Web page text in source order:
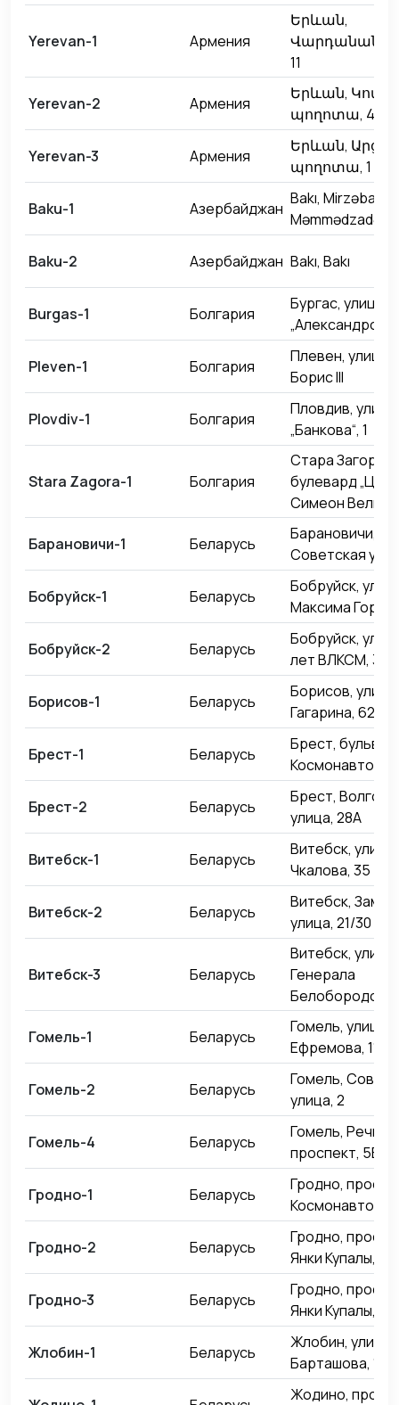
Yerevan-1 Армения
Երևան,
Վարդանանց
11
Yerevan-2 Армения
Երևան,
պողոտա, 48
Yerevan-3 Армения
Երևան,
պողոտա, 1
Baku-1 Азербайджан
Bakı, Mirzəbala
Məmmədzadə
Baku-2 Азербайджан Bakı, Bakı
Burgas-1 Болгария
Бургас, улица
Pleven-1 Болгария
Плевен, улица
Борис III
Plovdiv-1 Болгария
Пловдив, улица
„Банкова“, 1
Stara Zagora-1 Болгария
Стара Загора,
булевард „Цар
Симеон
Барановичи-1 Беларусь
Барановичи,
Советская
Бобруйск-1 Беларусь
Бобруйск,
Максима
Бобруйск-2 Беларусь
Бобруйск,
лет ВЛКСМ, 33
Борисов-1 Беларусь
Борисов, улица
Гагарина, 62
Брест-1 Беларусь
Брест, бульвар
Космонавтов,
Брест-2 Беларусь
Брест,
улица, 28А
Витебск-1 Беларусь
Витебск, улица
Чкалова, 35
Витебск-2 Беларусь
Витебск,
улица, 21/30
Витебск-3 Беларусь
Витебск, улица
Генерала
Гомель-1 Беларусь
Гомель, улица
Ефремова, 11
Гомель-2 Беларусь
Гомель,
улица, 2
Гомель-4 Беларусь
Гомель,
проспект, 5В
Гродно-1 Беларусь
Гродно,
Космонавтов, 11
Гродно-2 Беларусь
Гродно,
Янки Купалы,
Гродно-3 Беларусь
Гродно,
Янки Купалы, 87
Жлобин-1 Беларусь
Жлобин, улица
Барташова, 15А
Жодино,